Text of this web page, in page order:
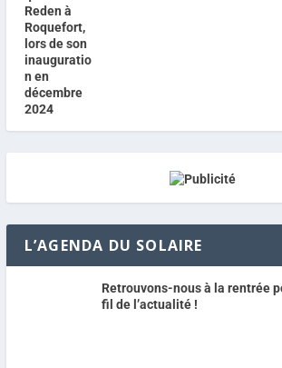
L’AGENDA DU SOLAIRE
Retrouvons-nous à la rentrée
fil de l’actualité !